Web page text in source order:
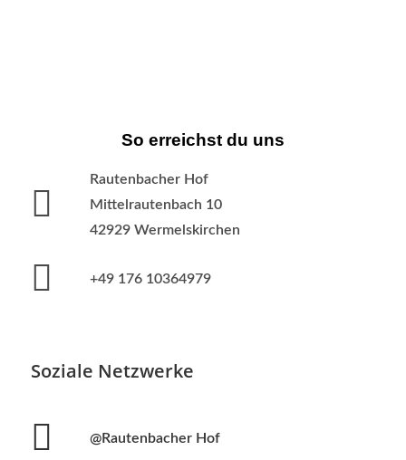
So erreichst du uns
Rautenbacher Hof
Mittelrautenbach 10
42929 Wermelskirchen
+49 176 10364979
Soziale Netzwerke
@Rautenbacher Hof